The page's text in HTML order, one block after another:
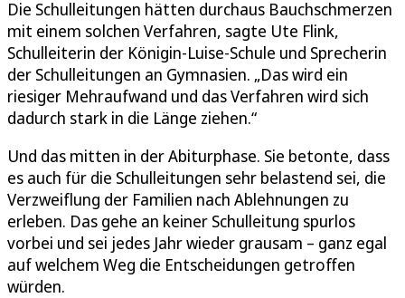
Die Schulleitungen hätten durchaus Bauchschmerzen
mit einem solchen Verfahren, sagte Ute Flink,
Schulleiterin der Königin-Luise-Schule und Sprecherin
der Schulleitungen an Gymnasien. „Das wird ein
riesiger Mehraufwand und das Verfahren wird sich
dadurch stark in die Länge ziehen.“
Und das mitten in der Abiturphase. Sie betonte, dass
es auch für die Schulleitungen sehr belastend sei, die
Verzweiflung der Familien nach Ablehnungen zu
erleben. Das gehe an keiner Schulleitung spurlos
vorbei und sei jedes Jahr wieder grausam – ganz egal
auf welchem Weg die Entscheidungen getroffen
würden.